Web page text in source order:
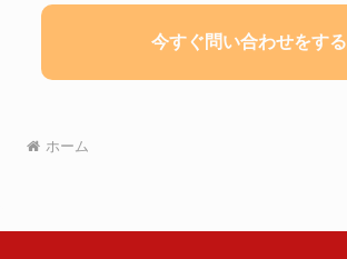
今すぐ問い合わせをする
ホーム